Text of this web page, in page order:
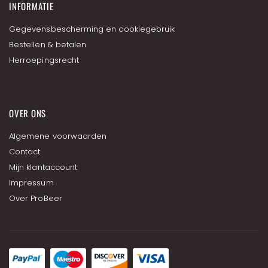
INFORMATIE
Gegevensbescherming en cookiegebruik
Bestellen & betalen
Herroepingsrecht
OVER ONS
Algemene voorwaarden
Contact
Mijn klantaccount
Impressum
Over ProBeer